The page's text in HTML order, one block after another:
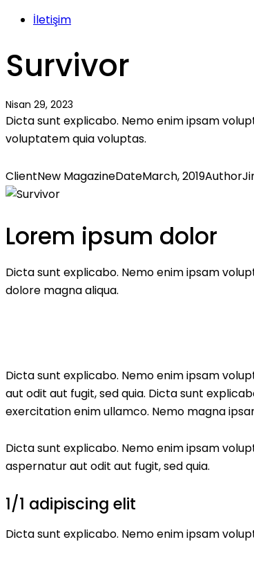
İletişim
Survivor
Nisan 29, 2023
Dicta sunt explicabo. Nemo enim ipsam
voluptatem quia voluptas.
ClientNew MagazineDateMarch, 2019Author
Lorem ipsum dolor
Dicta sunt explicabo. Nemo enim ipsam
dolore magna aliqua.
Dicta sunt explicabo. Nemo enim ipsam
aut odit aut fugit, sed quia. Dicta sunt
exercitation enim ullamco. Nemo magna
Dicta sunt explicabo. Nemo enim ipsam
aspernatur aut odit aut fugit, sed quia.
1/1 adipiscing elit
Dicta sunt explicabo. Nemo enim ipsam